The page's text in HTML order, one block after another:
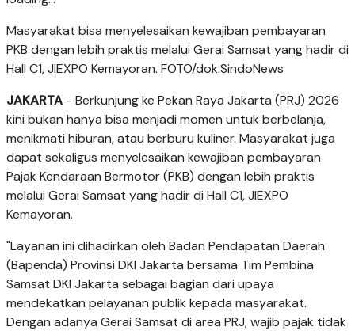
Masyarakat bisa menyelesaikan kewajiban pembayaran
PKB dengan lebih praktis melalui Gerai Samsat yang hadir di
Hall C1, JIEXPO Kemayoran. FOTO/dok.SindoNews
JAKARTA - Berkunjung ke Pekan Raya Jakarta (PRJ) 2026
kini bukan hanya bisa menjadi momen untuk berbelanja,
menikmati hiburan, atau berburu kuliner. Masyarakat juga
dapat sekaligus menyelesaikan kewajiban pembayaran
Pajak Kendaraan Bermotor (PKB) dengan lebih praktis
melalui Gerai Samsat yang hadir di Hall C1, JIEXPO
Kemayoran.
"Layanan ini dihadirkan oleh Badan Pendapatan Daerah
(Bapenda) Provinsi DKI Jakarta bersama Tim Pembina
Samsat DKI Jakarta sebagai bagian dari upaya
mendekatkan pelayanan publik kepada masyarakat.
Dengan adanya Gerai Samsat di area PRJ, wajib pajak tidak